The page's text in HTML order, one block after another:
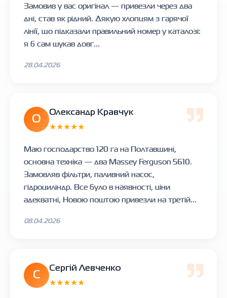
Замовив у вас оригінал — привезли через два
дні, став як рідний. Дякую хлопцям з гарячої
лінії, що підказали правильний номер у каталозі:
я б сам шукав довг...
28.04.2026
О
Олександр Кравчук
★★★★★
Маю господарство 120 га на Полтавщині,
основна техніка — два Massey Ferguson 5610.
Замовляв фільтри, паливний насос,
гідроциліндр. Все було в наявності, ціни
адекватні, Новою поштою привезли на третій...
08.04.2026
С
Сергій Левченко
★★★★★